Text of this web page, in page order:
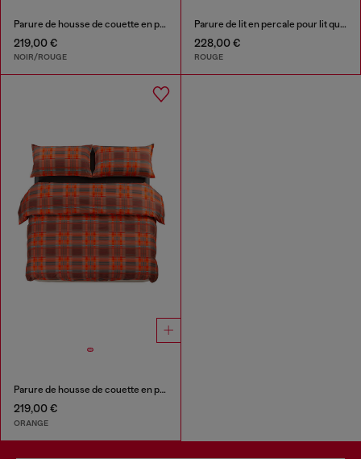
Parure de housse de couette en percale pour lit queen size
219,00 €
NOIR/ROUGE
Parure de lit en percale pour lit queen size
228,00 €
ROUGE
Parure de housse de couette en percale pour lit queen size
219,00 €
ORANGE